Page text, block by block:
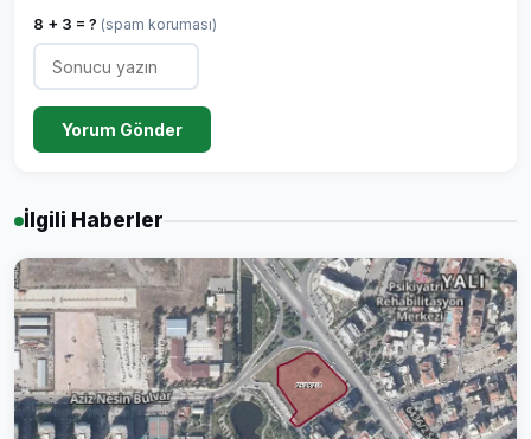
8 + 3 = ? (spam koruması)
Yorum Gönder
İlgili Haberler